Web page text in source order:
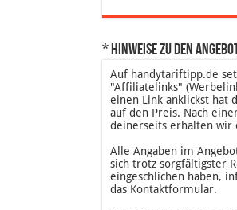
* Hinweise zu den
Auf handytariftipp.de
"Affiliatelinks"
einen Link anklickst hat
auf den Preis. Nach
deinerseits erhalten wir
Alle Angaben im
sich trotz sorgfältigster
eingeschlichen haben,
das Kontaktformular.